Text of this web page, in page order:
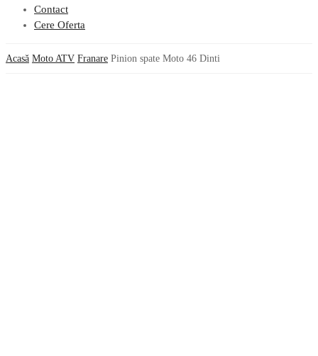
Contact
Cere Oferta
Acasă Moto ATV Franare Pinion spate Moto 46 Dinti